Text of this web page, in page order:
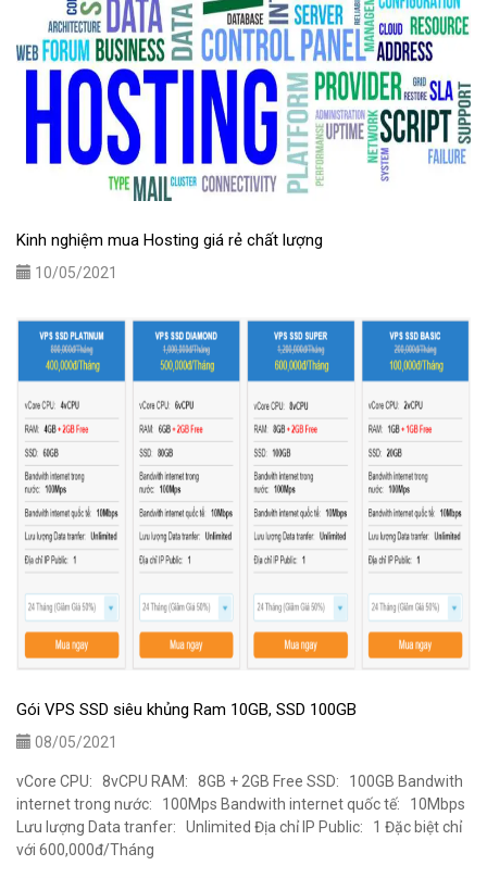
Kinh nghiệm mua Hosting giá rẻ chất lượng
10/05/2021
Gói VPS SSD siêu khủng Ram 10GB, SSD 100GB
08/05/2021
vCore CPU: 8vCPU RAM: 8GB + 2GB Free SSD: 100GB Bandwith
internet trong nước: 100Mps Bandwith internet quốc tế: 10Mbps
Lưu lượng Data tranfer: Unlimited Địa chỉ IP Public: 1 Đặc biệt chỉ
với 600,000đ/Tháng